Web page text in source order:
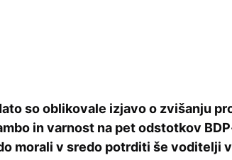
so oblikovale izjavo o zvišanju
in varnost na pet odstotkov
morali v sredo potrditi še voditelji